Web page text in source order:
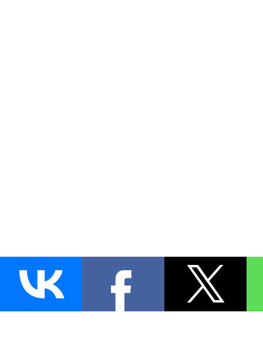
AUTO BLOKIRATOR
+7 (495) 255-04-60 ПОИСК ЗАМКА УСТАНОВКА